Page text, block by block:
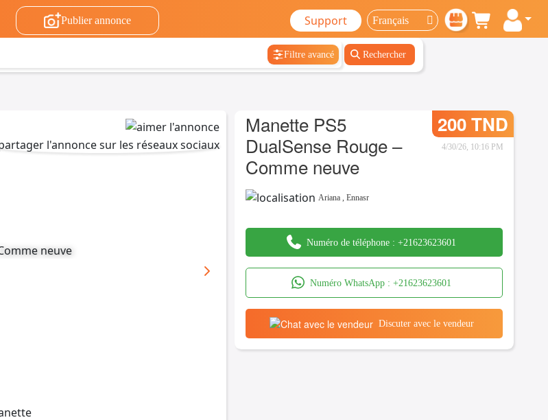
Publier annonce Support
Filtre avancé Rechercher
Manette PS5
DualSense Rouge –
Comme neuve
200 TND
4/30/26, 10:16 PM
Ariana ,Ennasr
Numéro de téléphone :+21623623601
Numéro WhatsApp : +21623623601
Discuter avec le vendeur